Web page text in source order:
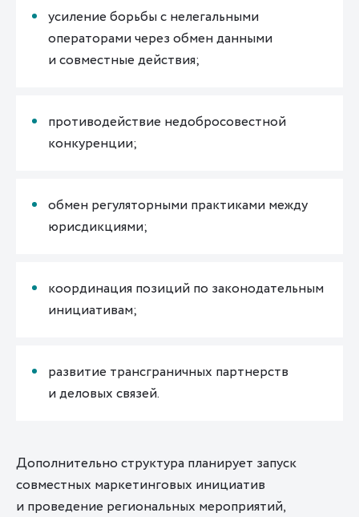
усиление борьбы с нелегальными
операторами через обмен данными
и совместные действия;
противодействие недобросовестной
конкуренции;
обмен регуляторными практиками между
юрисдикциями;
координация позиций по законодательным
инициативам;
развитие трансграничных партнерств
и деловых связей.
Дополнительно структура планирует запуск
совместных маркетинговых инициатив
и проведение региональных мероприятий,